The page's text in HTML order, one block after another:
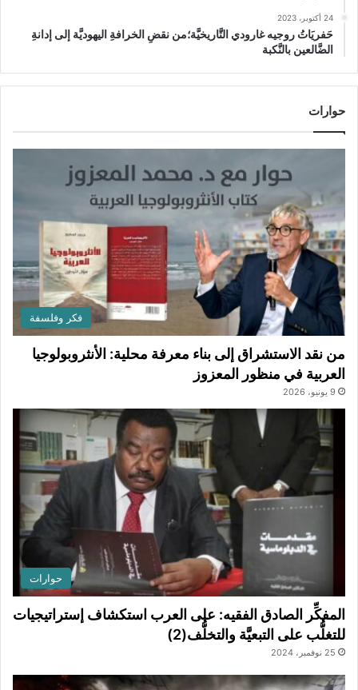
24 أكتوبر، 2023
حَفريَاتُ روجيه غارودي التَّاريخيَّة؛من نقضِ الخرافةِ اليهوديَّة إلى إدانةِ
الضَّالعين بالنَّكبة
حوارات
فكر وفلسفة
من نقد الاستشراق إلى بناء معرفة محلية: الأنثروبولوجيا
العربية في منظور المعزوز
9 يونيو، 2026
حوارات
المفكِّر الصادق الفقيه: على العرب استكشاف إستراتيجيات
للتغلُّب على التبعيَّة والتخلُّف(2)
25 نوفمبر، 2024